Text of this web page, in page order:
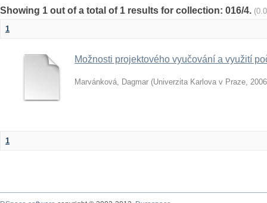
Showing 1 out of a total of 1 results for collection: 016/4.
1
Možnosti projektového vyučování a využití
Marvánková, Dagmar (Univerzita Karlova v Praze, 2006
1